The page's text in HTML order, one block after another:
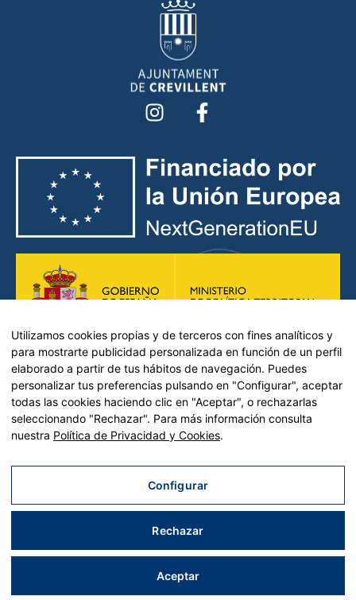
la Unión Europea << Next Generation EU>>
Mecanismo de Recuperación y resiliencia, establecido por el
12 de febrero de 2021.
Componente 11, Inversión 2 del PRTR gestionado por el Ministerio de
Política territorial.
Utilizamos cookies propias y de terceros con fines analíticos y
para mostrarte publicidad personalizada en función de un perfil
elaborado a partir de tus hábitos de navegación. Puedes
personalizar tus preferencias pulsando en "Configurar", aceptar
todas las cookies haciendo clic en "Aceptar", o rechazarlas
seleccionando "Rechazar". Para más información consulta
nuestra Política de Privacidad y Cookies.
Configurar
Rechazar
Aceptar